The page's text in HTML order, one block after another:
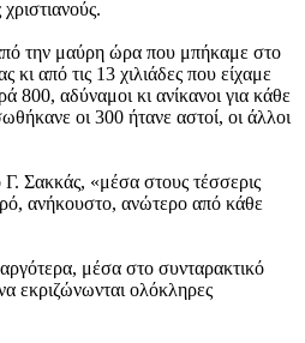
την μαύρη ώρα που μπήκαμε στο
από τις 13 χιλιάδες που είχαμε
800, αδύναμοι κι ανίκανοι για κάθε
οι 300 ήτανε αστοί, οι άλλοι
Σακκάς, «μέσα στους τέσσερις
ανήκουστο, ανώτερο από κάθε
μέσα στο συνταρακτικό
εκριζώνωνται ολόκληρες